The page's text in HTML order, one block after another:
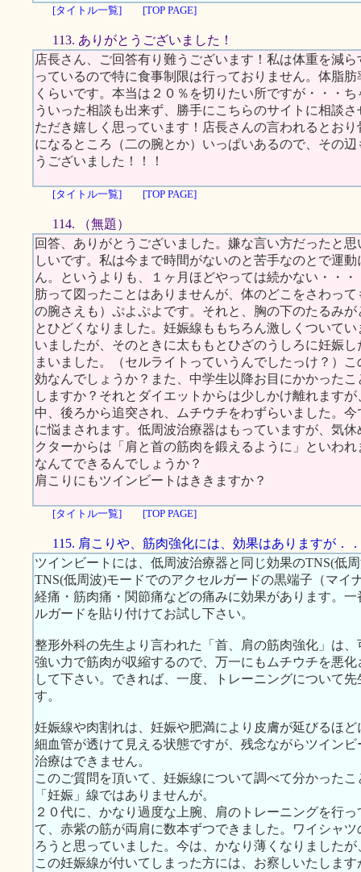
[タイトル一覧] [TOP PAGE]
113. ありがとうございました！
店長さん、ご回答有り難うございます！私は体重を減
っているので特に食事制限は行っておりません。体脂
くらいです。本当は２０％を切りたい所ですが・・・
ういった相談も出来ず、勝手にこちらのサイトに相談
ただき嬉しく思っています！店長さんの言われるとお
になるところ（二の腕とか）いっぱいあるので、その
うございました！！！
[タイトル一覧] [TOP PAGE]
114. （無題）
回答、ありがとうございました。嫌な言い方だったと
しいです。私は今まで時間がないのと苦手なのとで運
ん。というよりも、１ヶ月ほどやっては続かない・・
肪って図ったことはありませんが、体のどこをさわっ
の腕さえも）ぷよぷよです。それと、胸の下のたるみ
とひどくなりました。妊娠線ももちろん激しくついて
いましたが、そのときに太ももとひざのうしろに妊娠
まいました。（セルライトっていうんでしたっけ？）
効なんでしょうか？また、中学生以降お目にかかった
しますか？それとダイエットからは少しかけ離れます
中、後ろから追突され、ムチウチをわずらいました。
に悩まされます。低周波治療器はもっていますが、気
クターからは「肩と首の筋肉を鍛えるように」といわ
なんてできるんでしょうか？
肩こりにもツインビートはききますか？
[タイトル一覧] [TOP PAGE]
115. 肩こりや、筋肉強化には、効果はありますが．．
ツインビートには、低周波治療器と同じ効果のTNS(低
TNS(低周波)モードでのアクセルガードの黒端子（マイ
経痛・筋肉痛・関節痛などの痛みに効果があります。
ルガードを貼り付けてお試し下さい。
整形外科の先生より言われた「首、肩の筋肉強化」は
強い力で筋肉が収縮するので、万一にもムチウチを悪
して下さい。できれば、一度、トレーニングについて
す。
妊娠線や肉割れは、妊娠や肥満により皮膚が延びるほ
細血管が透けて見える状態ですが、残念ながらツイン
治療はできません。
このご質問を頂いて、妊娠線について調べて分かった
「妊娠」線ではありませんが。
２０代に、かなり過度な上腕、肩のトレーニングを行
て、赤紫の筋が両肩に数本ずつできました。ワイシャ
ろうと思っていました。今は、かなり薄くなりました
この妊娠線が付いてしまった方には、お察しいたしま